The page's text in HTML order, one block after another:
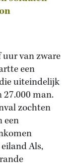
uur van zware
een
uiteindelijk
27.000 man.
zochten
een
Als,